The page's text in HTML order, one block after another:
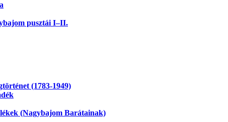
pusztái I–II.
(1783-1949)
(Nagybajom Barátainak)